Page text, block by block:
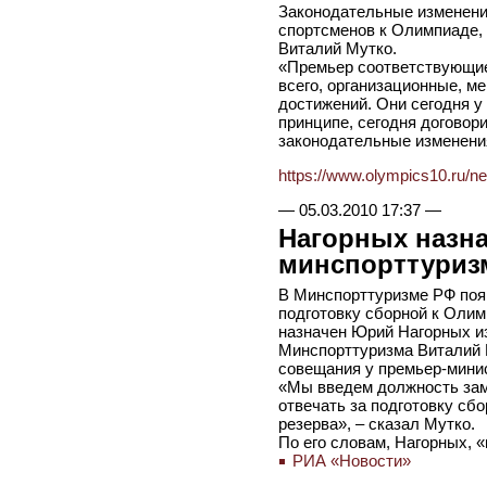
Законодательные
спортсменов к Олимпиаде,
Виталий Мутко.
«Премьер
всего, организационные,
достижений. Они сегодня
принципе, сегодня
законодательные
https://www.olympics10.ru/
— 05.03.2010 17:37—
Нагорных
В Минспорттуризме РФ
подготовку сборной к
назначен Юрий Нагорных
Минспорттуризма Виталий
совещания у премьер-
«Мы введем должность
отвечать за подготовку
резерва», – сказал Мутко.
По его словам, Нагорных,
РИА «Новости»